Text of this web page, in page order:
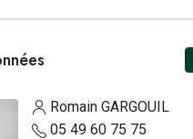
Romain GARGOUIL
05 49 60 75 75